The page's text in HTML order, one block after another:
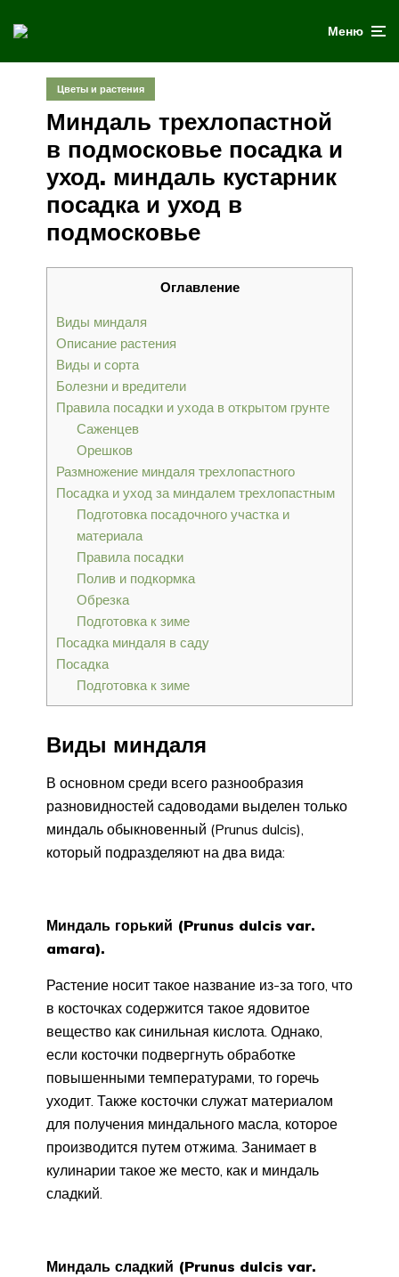
Меню
Цветы и растения
Миндаль трехлопастной
в подмосковье посадка и
уход. миндаль кустарник
посадка и уход в
подмосковье
Оглавление
Виды миндаля
Описание растения
Виды и сорта
Болезни и вредители
Правила посадки и ухода в открытом грунте
Саженцев
Орешков
Размножение миндаля трехлопастного
Посадка и уход за миндалем трехлопастным
Подготовка посадочного участка и
материала
Правила посадки
Полив и подкормка
Обрезка
Подготовка к зиме
Посадка миндаля в саду
Посадка
Подготовка к зиме
Виды миндаля
В основном среди всего разнообразия
разновидностей садоводами выделен только
миндаль обыкновенный (Prunus dulcis),
который подразделяют на два вида:
Миндаль горький (Prunus dulcis var.
amara).
Растение носит такое название из-за того, что
в косточках содержится такое ядовитое
вещество как синильная кислота. Однако,
если косточки подвергнуть обработке
повышенными температурами, то горечь
уходит. Также косточки служат материалом
для получения миндального масла, которое
производится путем отжима. Занимает в
кулинарии такое же место, как и миндаль
сладкий.
Миндаль сладкий (Prunus dulcis var.